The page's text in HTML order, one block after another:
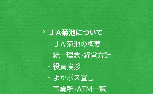
ＪＡ菊池について
ＪＡ菊池の概要
統一理念･経営方針
役員挨拶
よかボス宣言
事業所･ATM一覧